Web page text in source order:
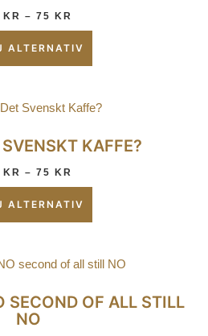
KR – 75 KR
ALTERNATIV
KAFFE?
KR – 75 KR
ALTERNATIV
SECOND OF ALL STILL
NO